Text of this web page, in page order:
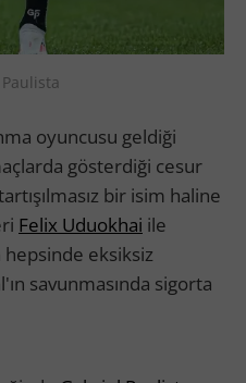
oyuncusu geldiği
gösterdiği cesur
bir isim haline
Felix Uduokhai ile
hepsinde eksiksiz
savunmasında sigorta